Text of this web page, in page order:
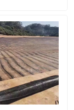
اتصل بنا
طلب اقتباس
جيوتكستايل